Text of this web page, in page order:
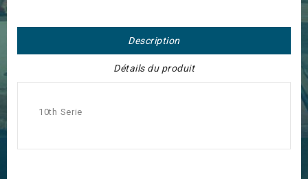
Description
Détails du produit
10th Serie